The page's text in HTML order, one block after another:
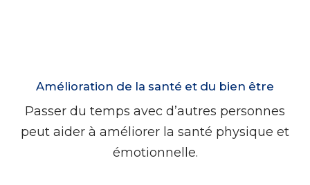
Amélioration de la santé et du bien être
Passer du temps avec d’autres personnes
peut aider à améliorer la santé physique et
émotionnelle.